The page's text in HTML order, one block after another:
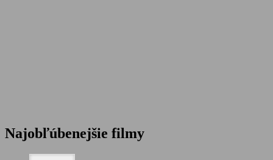
Najobľúbenejšie filmy